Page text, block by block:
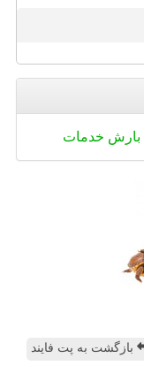
بارش خدمات
بازگشت به پت فایند